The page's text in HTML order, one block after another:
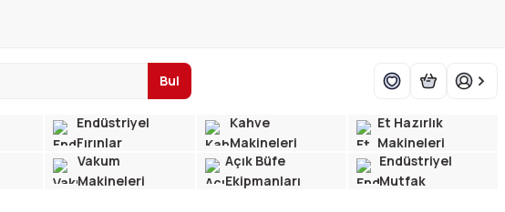
Bul
Endüstriyel
Fırınlar
Kahve
Makineleri
Et Hazırlık
Makineleri
Vakum
Makineleri
Açık Büfe
Ekipmanları
Endüstriyel
Mutfak